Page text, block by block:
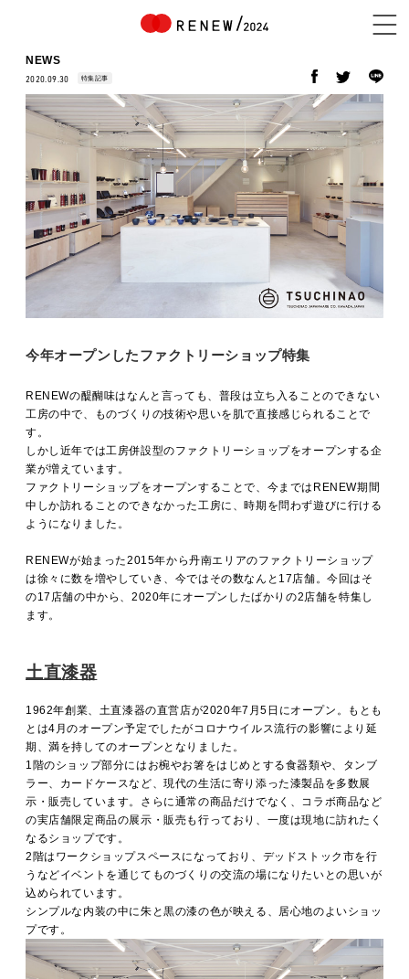
NEWS
ABOUT
CONTENTS
MOVIE
ACCESS / STAY
CONTACT
NEWS
2020.09.30 特集記事
今年オープンしたファクトリーショップ特集
RENEWの醍醐味はなんと言っても、普段は立ち入ることのできない
工房の中で、ものづくりの技術や思いを肌で直接感じられることで
す。
しかし近年では工房併設型のファクトリーショップをオープンする企
業が増えています。
ファクトリーショップをオープンすることで、今まではRENEW期間
中しか訪れることのできなかった工房に、時期を問わず遊びに行ける
ようになりました。
RENEWが始まった2015年から丹南エリアのファクトリーショップ
は徐々に数を増やしていき、今ではその数なんと17店舗。今回はそ
の17店舗の中から、2020年にオープンしたばかりの2店舗を特集し
ます。
土直漆器
1962年創業、土直漆器の直営店が2020年7月5日にオープン。もとも
とは4月のオープン予定でしたがコロナウイルス流行の影響により延
期、満を持してのオープンとなりました。
1階のショップ部分にはお椀やお箸をはじめとする食器類や、タンブ
ラー、カードケースなど、現代の生活に寄り添った漆製品を多数展
示・販売しています。さらに通常の商品だけでなく、コラボ商品など
の実店舗限定商品の展示・販売も行っており、一度は現地に訪れたく
なるショップです。
2階はワークショップスペースになっており、デッドストック市を行
うなどイベントを通じてものづくりの交流の場になりたいとの思いが
込められています。
シンプルな内装の中に朱と黒の漆の色が映える、居心地のよいショッ
プです。